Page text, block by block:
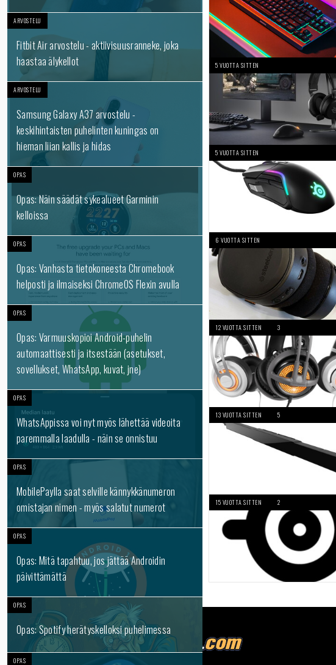
ARVOSTELU
Fitbit Air arvostelu - aktiivisuusranneke, joka
haastaa älykellot
ARVOSTELU
Samsung Galaxy A37 arvostelu -
keskihintaisten puhelinten kuningas on
hieman liian kallis ja hidas
OPAS
Opas: Näin säädät sykealueet Garminin
kelloissa
OPAS
Opas: Vanhasta tietokoneesta Chromebook
helposti ja ilmaiseksi ChromeOS Flexin avulla
OPAS
Opas: Varmuuskopioi Android-puhelin
automaattisesti ja itsestään (asetukset,
sovellukset, WhatsApp, kuvat, jne)
OPAS
WhatsAppissa voi nyt myös lähettää videoita
paremmalla laadulla - näin se onnistuu
OPAS
MobilePaylla saat selville kännykkänumeron
omistajan nimen - myös salatut numerot
OPAS
Opas: Mitä tapahtuu, jos jättää Androidin
päivittämättä
OPAS
Opas: Spotify herätyskelloksi puhelimessa
OPAS
5 VUOTTA SITTEN
5 VUOTTA SITTEN
6 VUOTTA SITTEN
12 VUOTTA SITTEN 3
13 VUOTTA SITTEN 5
15 VUOTTA SITTEN 2